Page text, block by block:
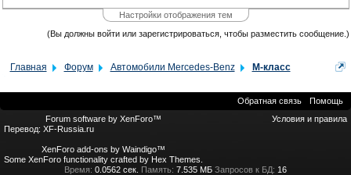
Настройки отображения тем
(Вы должны войти или зарегистрироваться, чтобы разместить сообщение.)
Главная Форум Автомобили Mercedes-Benz M-класс
Обратная связь
Помощь
Условия и правила
Forum software by XenForo™
Перевод: XF-Russia.ru
XenForo add-ons by Waindigo™
Some XenForo functionality crafted by Hex Themes
Время: 0.0562 сек. Память: 7.535 МБ Запросов к БД: 16